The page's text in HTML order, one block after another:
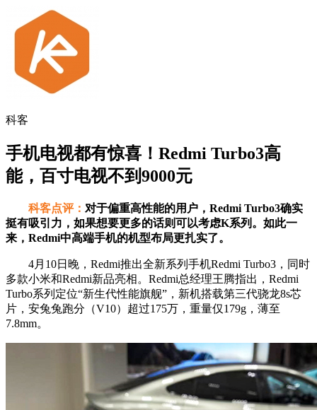
科客
手机电视都有惊喜！Redmi Turbo3高
能，百寸电视不到9000元
科客点评： 对于偏重高性能的用户，Redmi Turbo3确实
挺有吸引力，如果想要更多的话则可以考虑K系列。如此一
来，Redmi中高端手机的机型布局更扎实了。
4月10日晚，Redmi推出全新系列手机Redmi Turbo3，同时
多款小米和Redmi新品亮相。Redmi总经理王腾指出，Redmi
Turbo系列定位“新生代性能旗舰”，新机搭载第三代骁龙8s芯
片，安兔兔跑分（V10）超过175万，重量仅179g，薄至
7.8mm。